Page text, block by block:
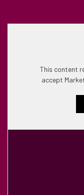
This content
accept